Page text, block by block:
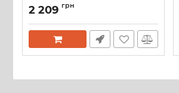
Артикул: 8816
2 209 грн